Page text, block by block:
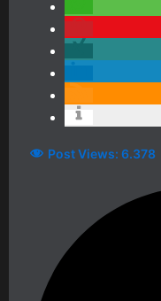
Post Views: 6.378